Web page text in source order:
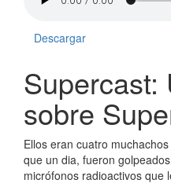
Descargar
Supercast:
sobre
Ellos eran cuatro
que un dia, fueron
micrófonos radioactivos que